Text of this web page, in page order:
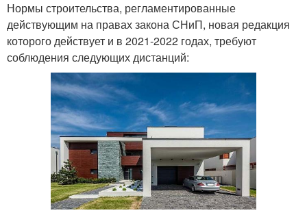
Нормы строительства, регламентированные
действующим на правах закона СНиП, новая редакция
которого действует и в 2021-2022 годах, требуют
соблюдения следующих дистанций: